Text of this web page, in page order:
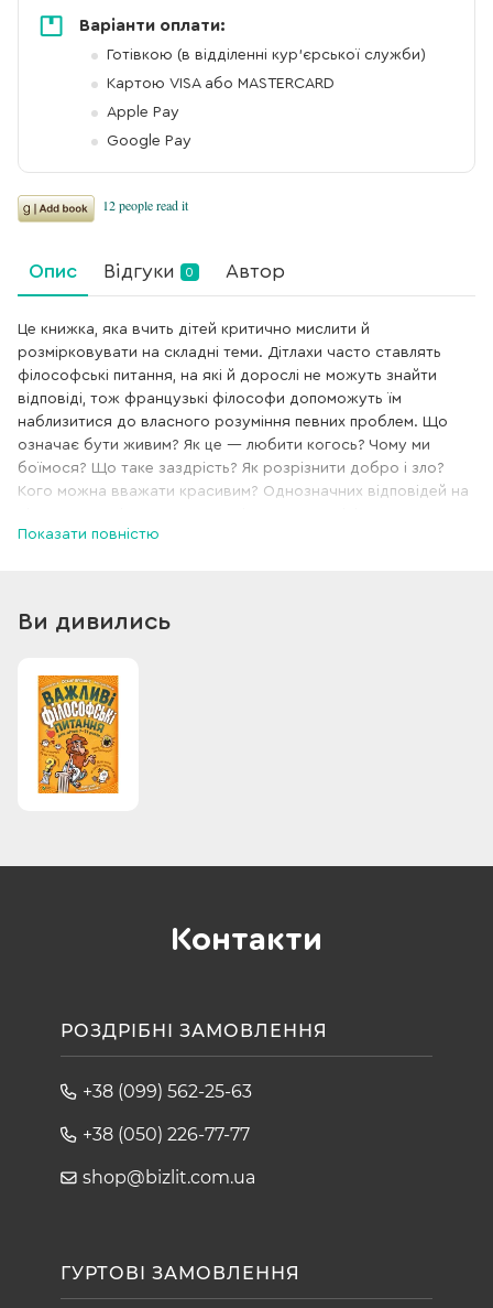
Варіанти оплати:
Готівкою (в відділенні кур'єрської служби)
Картою VISA або MASTERCARD
Apple Pay
Google Pay
Опис Відгуки 0 Автор
Це книжка, яка вчить дітей критично мислити й
розмірковувати на складні теми. Дітлахи часто ставлять
філософські питання, на які й дорослі не можуть знайти
відповіді, тож французькі філософи допоможуть їм
наблизитися до власного розуміння певних проблем. Що
означає бути живим? Як це — любити когось? Чому ми
боїмося? Що таке заздрість? Як розрізнити добро і зло?
Кого можна вважати красивим? Однозначних відповідей на
себе може сформулювати власну думку.
Показати повністю
Ви дивились
Контакти
РОЗДРІБНІ ЗАМОВЛЕННЯ
+38 (099) 562-25-63
+38 (050) 226-77-77
shop@bizlit.com.ua
ГУРТОВІ ЗАМОВЛЕННЯ